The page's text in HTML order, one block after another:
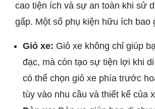
cao tiện ích và sự an toàn khi sử
gấp. Một số phụ kiện hữu ích bao
Giỏ xe: Giỏ xe không chỉ giúp
đạc, mà còn tạo sự tiện lợi khi
có thể chọn giỏ xe phía trước
tùy vào nhu cầu và thiết kế của